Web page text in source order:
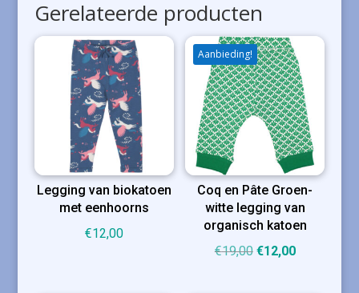
Gerelateerde producten
Legging van biokatoen
met eenhoorns
€12,00
Aanbieding!
Coq en Pâte Groen-
witte legging van
organisch katoen
€19,00 Oorspronkelijke
€12,00Huidige